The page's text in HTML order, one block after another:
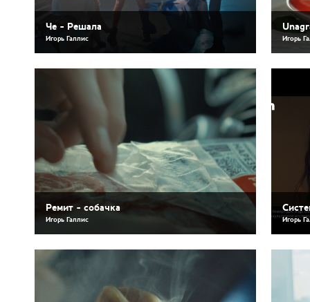
Че - Решала
Игорь Галлис Игорь
Ремит - собачка
Игорь Галлис Игорь